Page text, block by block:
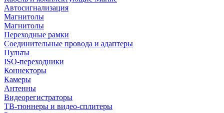
Автосигнализация
Магнитолы
Магнитолы
Переходные рамки
Соединительные провода и адаптеры
Пульты
ISO-переходники
Коннекторы
Камеры
Антенны
Видеорегистраторы
ТВ-тюннеры и видео-сплитеры